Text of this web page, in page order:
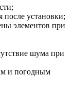
установки;
элементов при
шума при
и погодным